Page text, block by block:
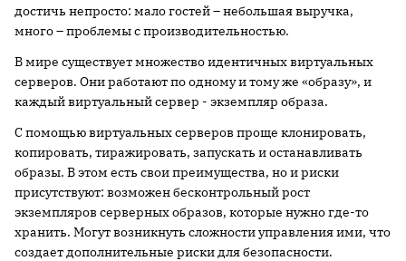
достичь непросто: мало гостей – небольшая выручка,
много – проблемы с производительностью.
В мире существует множество идентичных виртуальных
серверов. Они работают по одному и тому же «образу», и
каждый виртуальный сервер - экземпляр образа.
С помощью виртуальных серверов проще клонировать,
копировать, тиражировать, запускать и останавливать
образы. В этом есть свои преимущества, но и риски
присутствуют: возможен бесконтрольный рост
экземпляров серверных образов, которые нужно где-то
хранить. Могут возникнуть сложности управления ими, что
создает дополнительные риски для безопасности.